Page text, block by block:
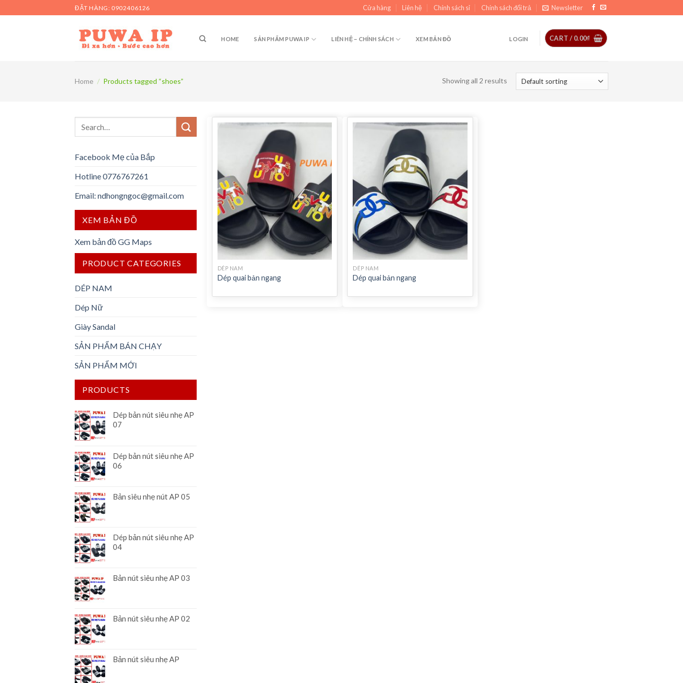
to
ĐẶT HÀNG: 0902406126 Cửa hàng Liên hệ Chính sách sỉ Chính sách đổi trả Newsletter
HOME SẢN PHẨM PUWA IP LIÊN HỆ – CHÍNH SÁCH XEM BẢN ĐỒ LOGIN CART / 0.00₫
Home / Products tagged “shoes” Showing all 2 results
Facebook Mẹ của Bắp
Hotline 0776767261
Email: ndhongngoc@gmail.com
XEM BẢN ĐỒ
Xem bản đồ GG Maps
PRODUCT CATEGORIES
DÉP NAM
Dép Nữ
Giày Sandal
SẢN PHẨM BÁN CHẠY
SẢN PHẨM MỚI
PRODUCTS
Dép bản nút siêu nhẹ AP
07
Dép bản nút siêu nhẹ AP
06
Bản siêu nhẹ nút AP 05
Dép bản nút siêu nhẹ AP
04
Bản nút siêu nhẹ AP 03
Bản nút siêu nhẹ AP 02
Bản nút siêu nhẹ AP
DÉP NAM
Dép quai bản ngang
DÉP NAM
Dép quai bản ngang